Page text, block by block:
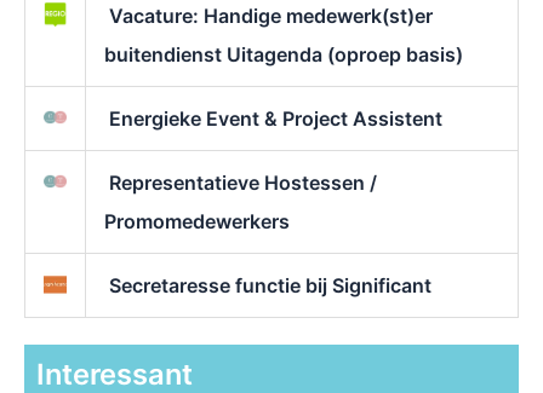
Vacature: Handige medewerk(st)er
buitendienst Uitagenda (oproep basis)
Energieke Event & Project Assistent
Representatieve Hostessen /
Promomedewerkers
Secretaresse functie bij Significant
Interessant